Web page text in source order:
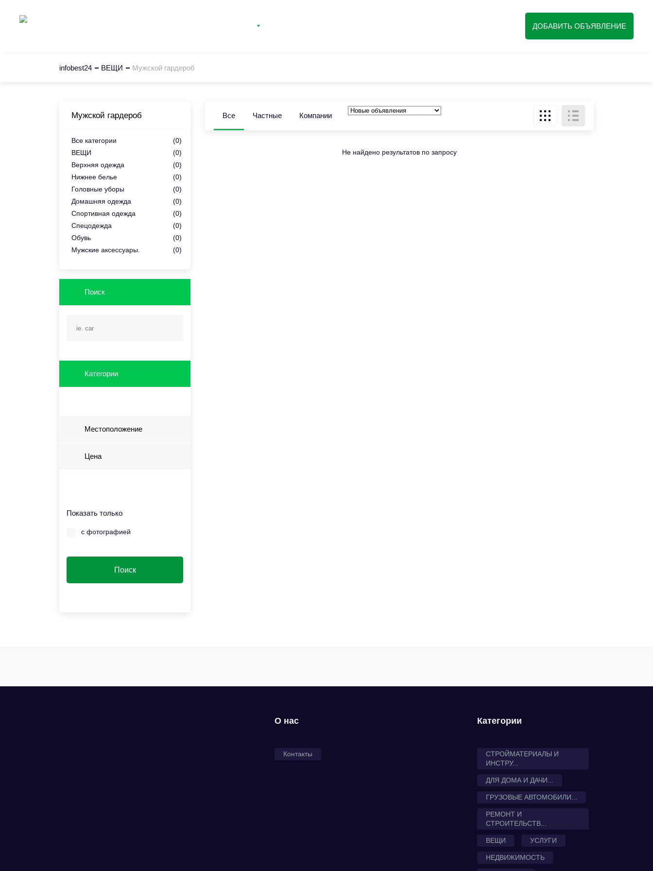
ДОБАВИТЬ ОБЪЯВЛЕНИЕ
infobest24 ВЕЩИ Мужской гардероб
Мужской гардероб
Все категории
(0)
ВЕЩИ
(0)
Верхняя одежда
(0)
Нижнее белье
(0)
Головные уборы
(0)
Домашняя одежда
(0)
Спортивная одежда
(0)
Спецодежда
(0)
Обувь
(0)
Мужские аксессуары.
(0)
Поиск
Категории
Местоположение
Цена
Показать только
с фотографией
Все Частные Компании
Не найдено результатов по запросу
О нас
Контакты
Категории
СТРОЙМАТЕРИАЛЫ И
ИНСТРУ...
ДЛЯ ДОМА И ДАЧИ...
ГРУЗОВЫЕ АВТОМОБИЛИ...
РЕМОНТ И
СТРОИТЕЛЬСТВ...
ВЕЩИ УСЛУГИ
НЕДВИЖИМОСТЬ